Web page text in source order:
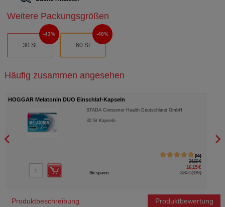
Weitere Packungsgrößen
30 St
43%
60 St
40%
Häufig zusammen angesehen
HOGGAR Melatonin DUO Einschlaf-Kapseln
STADA Consumer Health Deutschland GmbH
30St Kapseln
55
24,99 €
16,15 €
Sie sparen 8,84 € (35%)
Produktbeschreibung Produktbewertung